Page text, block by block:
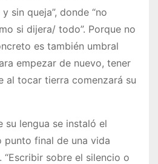
sin queja”, donde “no
si dijera/ todo”. Porque no
es también umbral
empezar de nuevo, tener
al tocar tierra comenzará su
su lengua se instaló el
punto final de una vida
sobre el silencio o